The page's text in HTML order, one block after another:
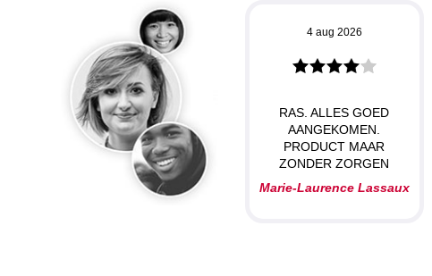
4 aug 2026
RAS. ALLES GOED
AANGEKOMEN.
PRODUCT MAAR
ZONDER ZORGEN
Marie-Laurence Lassaux